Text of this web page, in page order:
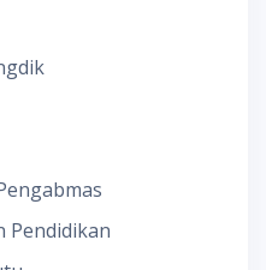
Pendidikan